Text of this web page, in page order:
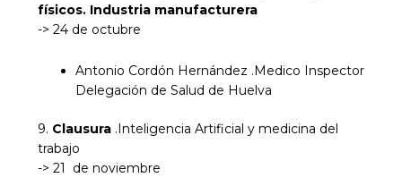
físicos. Industria manufacturera
-> 24 de octubre
Antonio Cordón Hernández .Medico Inspector
Delegación de Salud de Huelva
9. Clausura.Inteligencia Artificial y medicina del
trabajo
-> 21 de noviembre